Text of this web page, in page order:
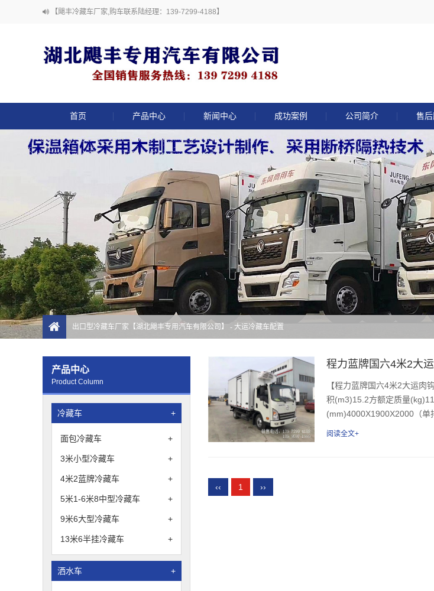
【飓丰冷藏车厂家,购车联系陆经理：139-7299-4188】
首页 产品中心 新闻中心 成功案例 公司简介 售
出口型冷藏车厂家【湖北飓丰专用汽车有限公司】 - 大运冷藏车配置
产品中心
Product Column
冷藏车 +
面包冷藏车 +
3米小型冷藏车 +
4米2蓝牌冷藏车 +
5米1-6米8中型冷藏车 +
9米6大型冷藏车 +
13米6半挂冷藏车 +
洒水车 +
程力蓝牌国六4米2大
【程力蓝牌国六4米2大运
积(m3)15.2方额定质量
(mm)4000X1900X2000（单
阅读全文+
‹‹ 1 ››